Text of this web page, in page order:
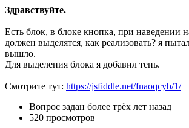
Здравствуйте.
Есть блок, в блоке кнопка, при наведении
должен выделятся, как реализовать? я
вышло.
Для выделения блока я добавил тень.
Смотрите тут: https://jsfiddle.net/fnaoqcyb/1/
Вопрос задан более трёх лет назад
520 просмотров